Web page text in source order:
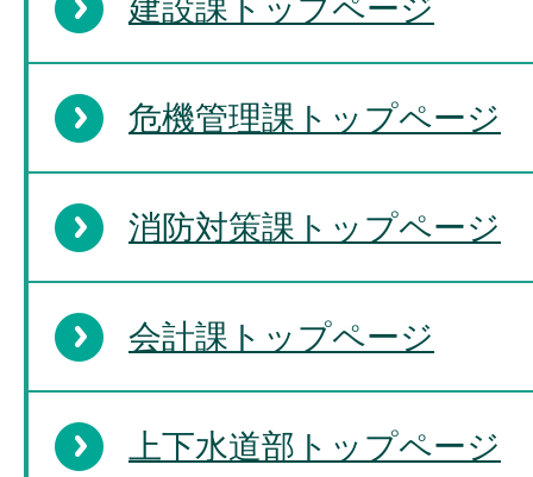
建設課トップページ
危機管理課トップページ
消防対策課トップページ
会計課トップページ
上下水道部トップページ